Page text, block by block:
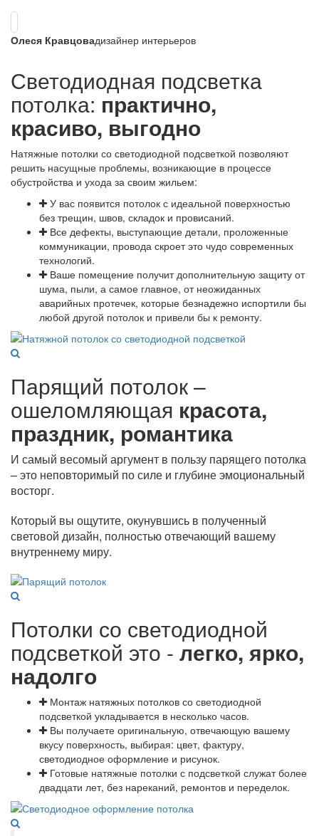
Олеся Кравцовадизайнер интерьеров
Светодиодная подсветка
потолка: практично,
красиво, выгодно
Натяжные потолки со светодиодной подсветкой позволяют
решить насущные проблемы, возникающие в процессе
обустройства и ухода за своим жильем:
У вас появится потолок с идеальной поверхностью
без трещин, швов, складок и провисаний.
Все дефекты, выступающие детали, проложенные
коммуникации, провода скроет это чудо современных
технологий.
Ваше помещение получит дополнительную защиту от
шума, пыли, а самое главное, от неожиданных
аварийных протечек, которые безнадежно испортили бы
любой другой потолок и привели бы к ремонту.
Парящий потолок –
ошеломляющая красота,
праздник, романтика
И самый весомый аргумент в пользу парящего потолка
– это неповторимый по силе и глубине эмоциональный
восторг.
Который вы ощутите, окунувшись в полученный
световой дизайн, полностью отвечающий вашему
внутреннему миру.
Потолки со светодиодной
подсветкой это - легко, ярко,
надолго
Монтаж натяжных потолков со светодиодной
подсветкой укладывается в несколько часов.
Вы получаете оригинальную, отвечающую вашему
вкусу поверхность, выбирая: цвет, фактуру,
светодиодное оформление и рисунок.
Готовые натяжные потолки с подсветкой служат более
двадцати лет, без нареканий, ремонтов и переделок.